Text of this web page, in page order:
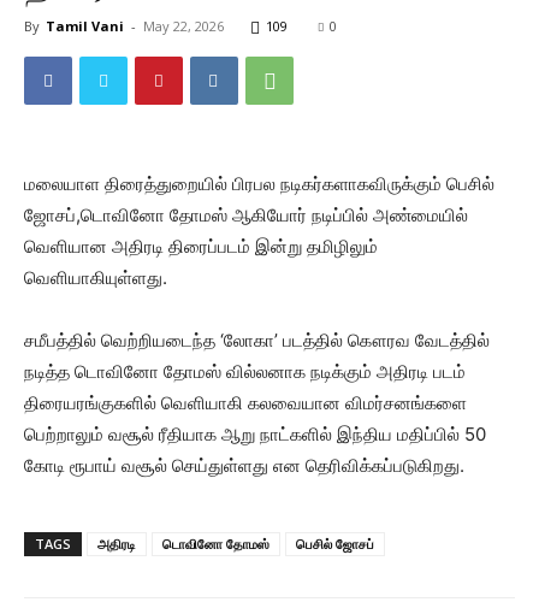
By Tamil Vani - May 22, 2026 109 0
மலையாள திரைத்துறையில் பிரபல நடிகர்களாகவிருக்கும் பெசில்
ஜோசப்,டொவினோ தோமஸ் ஆகியோர் நடிப்பில் அண்மையில்
வெளியான அதிரடி திரைப்படம் இன்று தமிழிலும்
வெளியாகியுள்ளது.
சமீபத்தில் வெற்றியடைந்த ‘லோகா’ படத்தில் கௌரவ வேடத்தில்
நடித்த டொவினோ தோமஸ் வில்லனாக நடிக்கும் அதிரடி படம்
திரையரங்குகளில் வெளியாகி கலவையான விமர்சனங்களை
பெற்றாலும் வசூல் ரீதியாக ஆறு நாட்களில் இந்திய மதிப்பில் 50
கோடி ரூபாய் வசூல் செய்துள்ளது என தெரிவிக்கப்படுகிறது.
TAGS அதிரடி டொவினோ தோமஸ் பெசில் ஜோசப்